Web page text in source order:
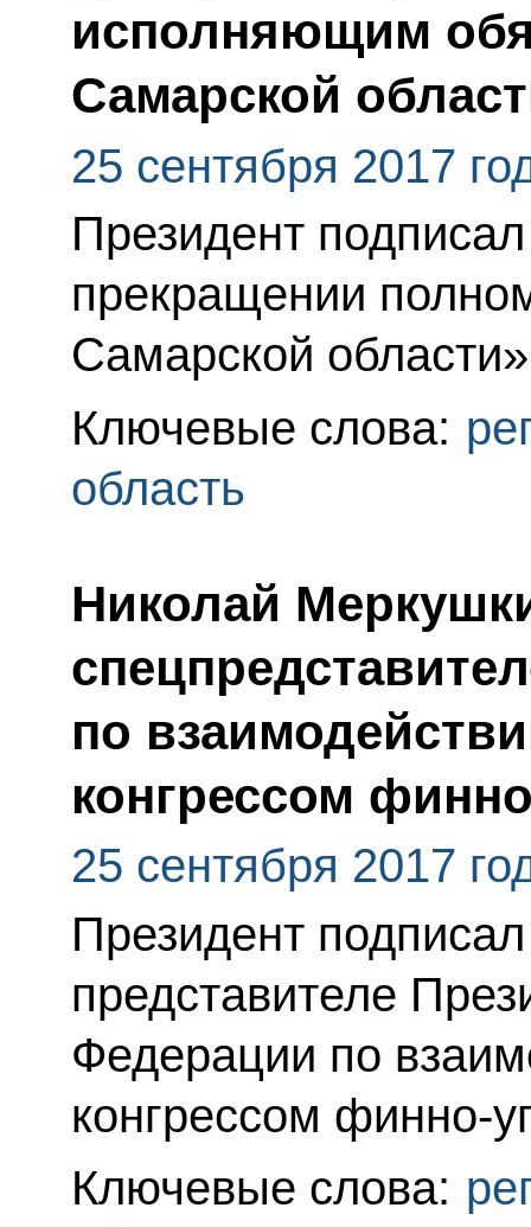
исполняющим
Самарской
25 сентября 2017
Президент
прекращении
Самарской
Ключевые слова:
область
Николай
по
конгрессом
25 сентября 2017
Президент
представителе
Федерации по
конгрессом финно-
Ключевые слова: